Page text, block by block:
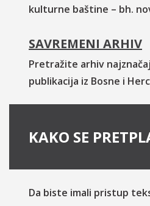
kulturne baštine – bh.
SAVREMENI ARHIV
Pretražite arhiv
publikacija iz Bosne i
KAKO SE
Da biste imali pristup